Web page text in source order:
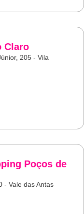
Claro
205 - Vila
Poços de
- Vale das Antas